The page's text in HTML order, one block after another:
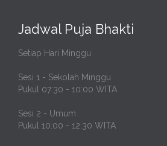
Jadwal Puja Bhakti
Setiap Hari Minggu
Sesi 1 - Sekolah Minggu
Pukul 07:30 - 10:00 WITA
Sesi 2 - Umum
Pukul 10:00 - 12:30 WITA